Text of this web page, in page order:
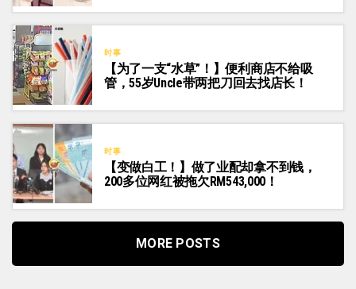
时事
【为了一支“水草”！】便利商店不给吸
管，55岁Uncle带两把刀回去找店长！
时事
【变做白工！】做了业配却拿不到钱，
200多位网红被拖欠RM543,000！
MORE POSTS